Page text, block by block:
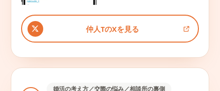
仲人TのXを見る
婚活の考え方／交際の悩み／相談所の裏側